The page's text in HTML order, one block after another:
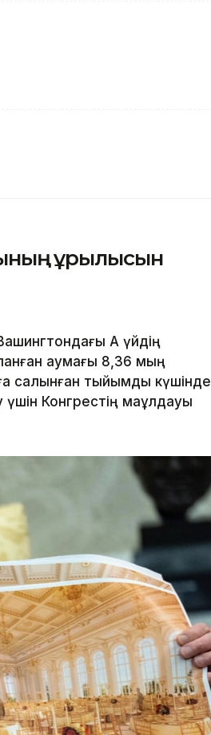
құрылысын
Ақ үйдің
аумағы 8,36 мың
салынған тыйымды күшінде
Конгрестің мақұлдауы